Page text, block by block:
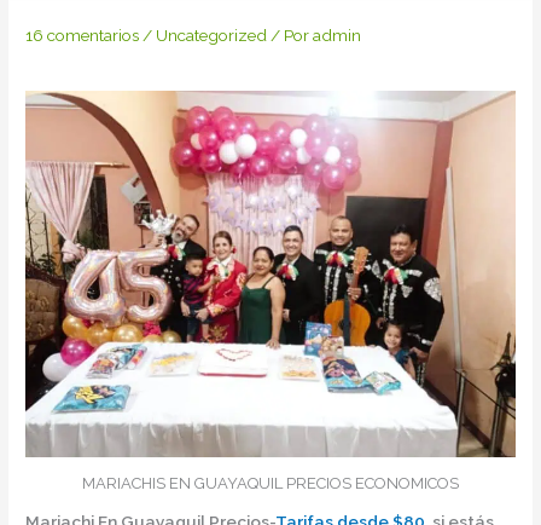
16 comentarios/ Uncategorized/ Poradmin
MARIACHIS EN GUAYAQUIL PRECIOS ECONOMICOS